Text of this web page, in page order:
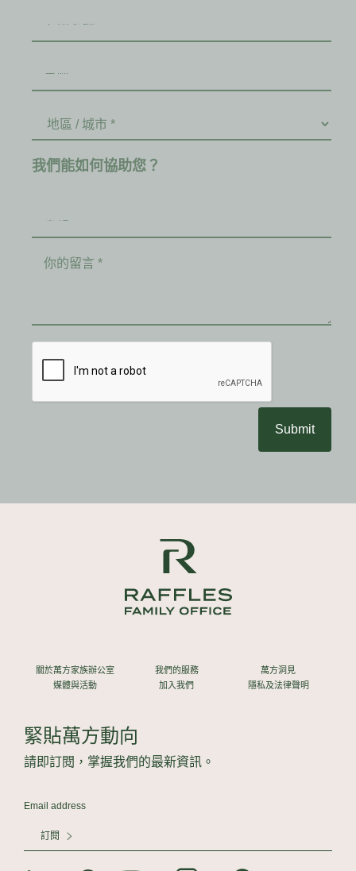
我們能如何協助您？
Submit
關於萬方家族辦公室
媒體與活動
我們的服務
加入我們
萬方洞見
隱私及法律聲明
緊貼萬方動向
請即訂閱，掌握我們的最新資訊。
訂閱